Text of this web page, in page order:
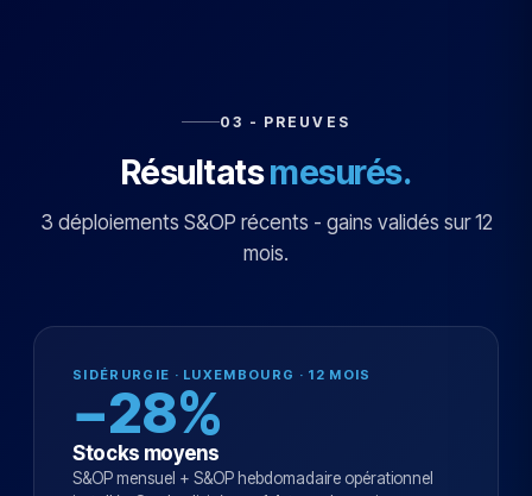
03 - PREUVES
Résultatsmesurés.
3 déploiements S&OP récents - gains validés sur 12
mois.
SIDÉRURGIE · LUXEMBOURG · 12 MOIS
−28%
Stocks moyens
S&OP mensuel + S&OP hebdomadaire opérationnel